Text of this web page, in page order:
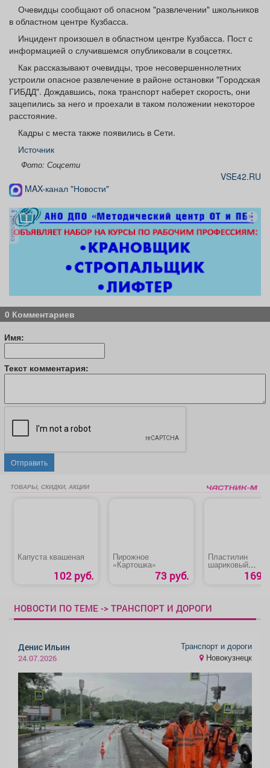
Афиша Обучение Проекты
Поздравления
Очевидцы сообщают об опасном "развлечении" школьников
в областном центре Кузбасса.
Инцидент произошел в областном центре Кузбасса. Пост с
информацией о случившемся опубликовали в соцсетях.
Как рассказывают очевидцы, трое несовершеннолетних
устроили опасное развлечение в районе остановки "Городская
ГИБДД". Дождавшись, пока транспорт наберет скорость, они
зацепились за него и проехали в таком положении некоторое
расстояние.
Кадры с места также появились в Сети.
Источник
Фото: Соцсети
VSE42.RU
MAX-канал "Новости"
реклама
0 Комментариев
Имя:
Текст комментария:
Отправить
ТОВАРЫ, СКИДКИ, АКЦИИ
Капуста квашеная
102 руб.
Пирожное
«Картошка»
73 руб.
Пластилин
шариковый
суперлегкий
«Homecenter»
169
НОВОСТИ ПО ТЕМЕ -> ТРАНСПОРТ И ДОРОГИ
Денис Ильин
24.07.2026
Транспорт и дороги
Новокузнецк